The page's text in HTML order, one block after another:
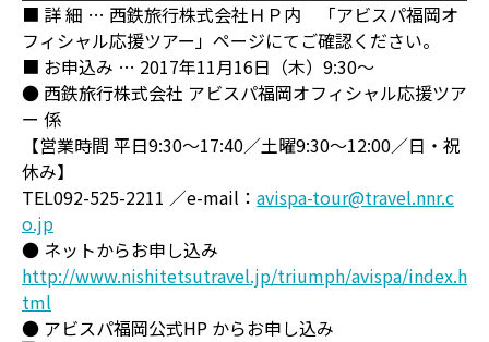
■ 詳 細 … 西鉄旅行株式会社ＨＰ内 「アビスパ福岡オ
フィシャル応援ツアー」ページにてご確認ください。
■ お申込み … 2017年11月16日（木）9:30～
● 西鉄旅行株式会社 アビスパ福岡オフィシャル応援ツア
ー 係
【営業時間 平日9:30～17:40／土曜9:30～12:00／日・祝
休み】
TEL092-525-2211 ／e-mail： avispa-tour@travel.nnr.c
o.jp
● ネットからお申し込み
http://www.nishitetsutravel.jp/triumph/avispa/index.h
tml
● アビスパ福岡公式HP からお申し込み